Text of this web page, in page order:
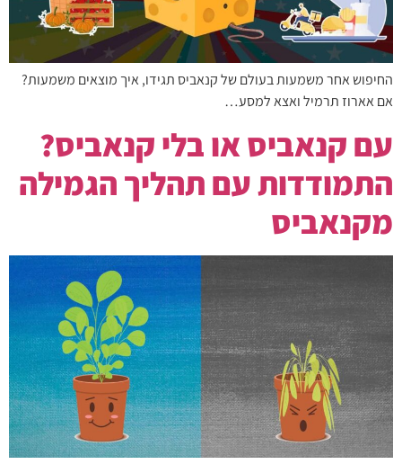
החיפוש אחר משמעות בעולם של קנאביס תגידו, איך מוצאים משמעות?
אם אארוז תרמיל ואצא למסע…
עם קנאביס או בלי קנאביס?
התמודדות עם תהליך הגמילה
מקנאביס